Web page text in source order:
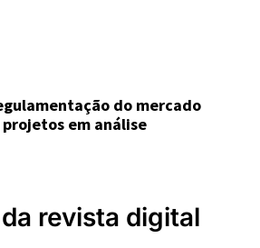
do mercado
em análise
revista digital